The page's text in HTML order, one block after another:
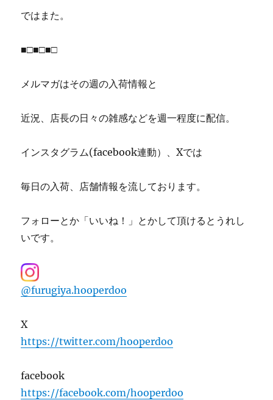
ではまた。
■□■□■□
メルマガはその週の入荷情報と
近況、店長の日々の雑感などを週一程度に配信。
インスタグラム(facebook連動）、Xでは
毎日の入荷、店舗情報を流しております。
フォローとか「いいね！」とかして頂けるとうれし
いです。
@furugiya.hooperdoo
X
https://twitter.com/hooperdoo
facebook
https://facebook.com/hooperdoo